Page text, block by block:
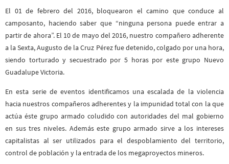
El 01 de febrero del 2016, bloquearon el camino que conduce al
camposanto, haciendo saber que “ninguna persona puede entrar a
partir de ahora”. El 10 de mayo del 2016, nuestro compañero adherente
a la Sexta, Augusto de la Cruz Pérez fue detenido, colgado por una hora,
siendo torturado y secuestrado por 5 horas por este grupo Nuevo
Guadalupe Victoria.
En esta serie de eventos identificamos una escalada de la violencia
hacia nuestros compañeros adherentes y la impunidad total con la que
actúa éste grupo armado coludido con autoridades del mal gobierno
en sus tres niveles. Además este grupo armado sirve a los intereses
capitalistas al ser utilizados para el despoblamiento del territorio,
control de población y la entrada de los megaproyectos mineros.